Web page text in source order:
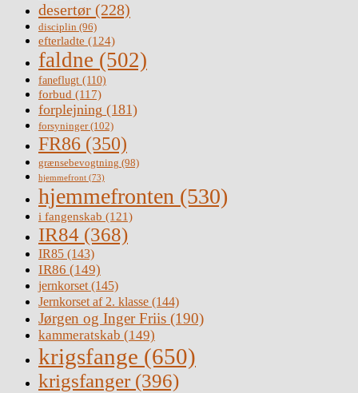
desertør (228)
disciplin (96)
efterladte (124)
faldne (502)
faneflugt (110)
forbud (117)
forplejning (181)
forsyninger(102)
FR86 (350)
grænsebevogtning (98)
hjemmefront (73)
hjemmefronten (530)
i fangenskab (121)
IR84 (368)
IR85 (143)
IR86 (149)
jernkorset(145)
Jernkorset af 2. klasse (144)
Jørgen og Inger Friis (190)
kammeratskab (149)
krigsfange (650)
krigsfanger (396)